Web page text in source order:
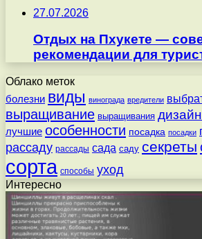
27.07.2026
Отдых на Пхукете —
рекомендации для
Облако меток
болезни виды винограда вредители
выращивание выращивания
лучшие особенности посадка посадки
рассаду рассады сада саду секреты
сорта способы уход
Интересно